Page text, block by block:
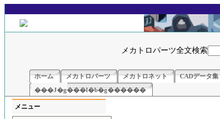
メカトロパーツ全文検索
ホーム メカトロパーツ メカトロネット
CADデータ集
���J�g���l�b�g������
メニュー